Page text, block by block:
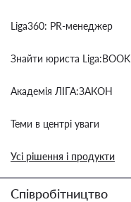
Liga360: PR-менеджер
Знайти юриста Liga:BOOK
Академія ЛІГА:ЗАКОН
Теми в центрі уваги
Усі рішення і продукти
Співробітництво